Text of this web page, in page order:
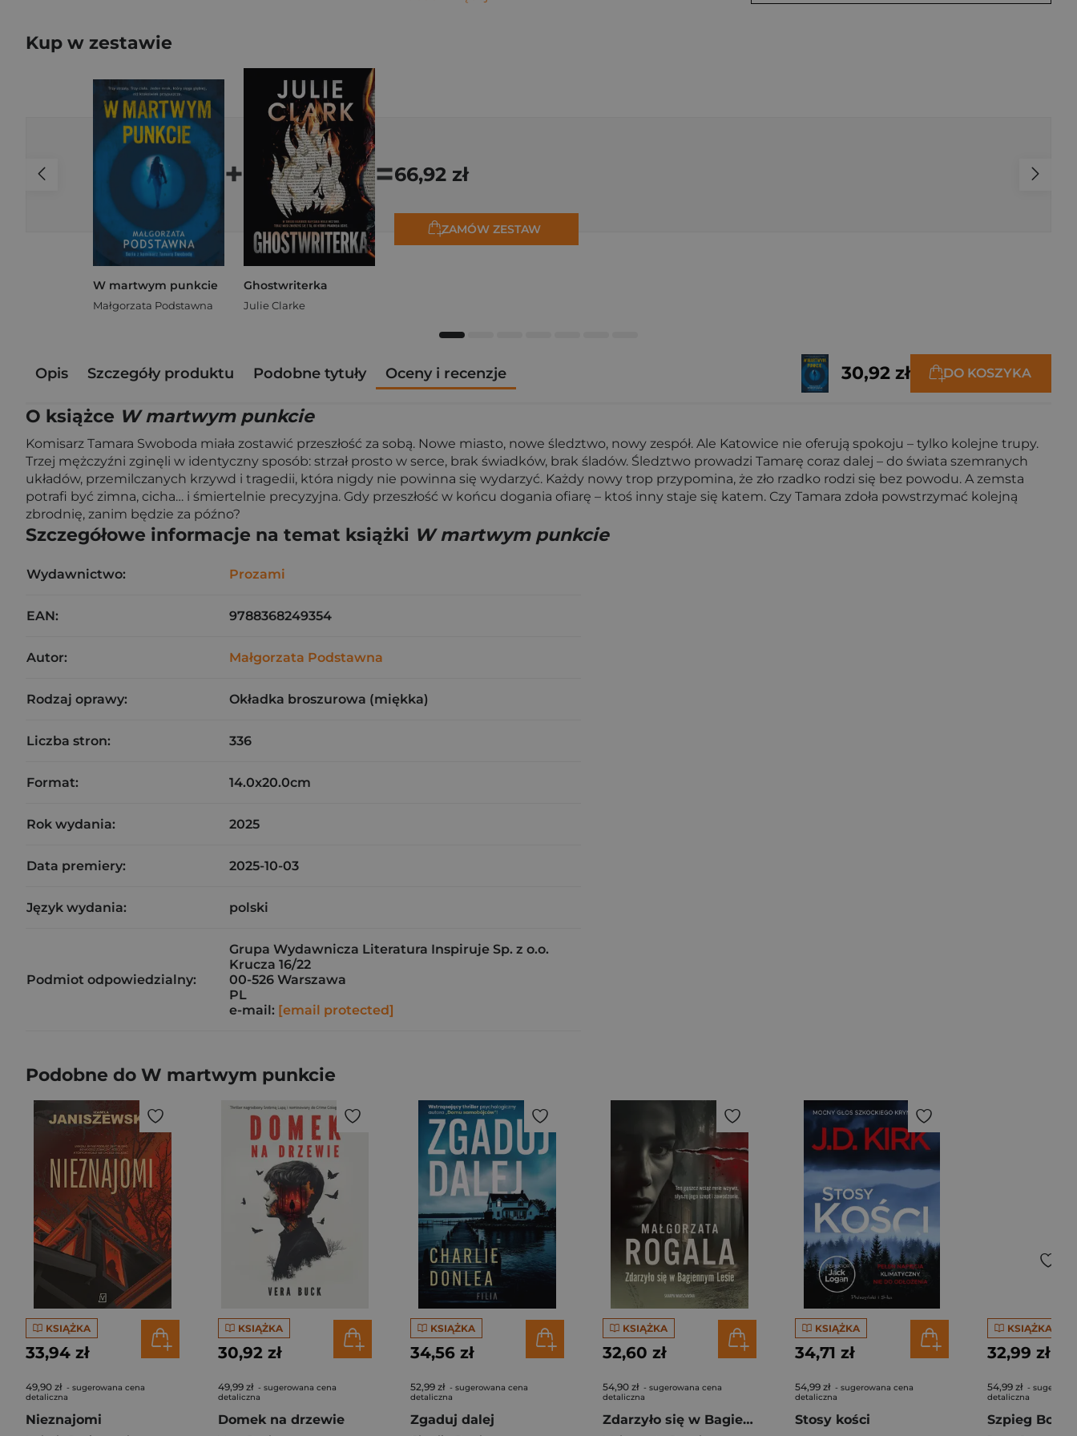
Kup w zestawie
W martwym punkcie
Małgorzata Podstawna
+
Ghostwriterka
Julie Clarke
=66,92 zł
ZAMÓW ZESTAW
Opis Szczegóły produktu Podobne tytuły Oceny i recenzje 30,92 zł DO KOSZYKA
O książce W martwym punkcie
Komisarz Tamara Swoboda miała zostawić przeszłość za sobą. Nowe miasto, nowe śledztwo, nowy zespół. Ale Katowice nie oferują spokoju – tylko kolejne trupy.
Trzej mężczyźni zginęli w identyczny sposób: strzał prosto w serce, brak świadków, brak śladów. Śledztwo prowadzi Tamarę coraz dalej – do świata szemranych
układów, przemilczanych krzywd i tragedii, która nigdy nie powinna się wydarzyć. Każdy nowy trop przypomina, że zło rzadko rodzi się bez powodu. A zemsta
potrafi być zimna, cicha… i śmiertelnie precyzyjna. Gdy przeszłość w końcu dogania ofiarę – ktoś inny staje się katem. Czy Tamara zdoła powstrzymać kolejną
zbrodnię, zanim będzie za późno?
Szczegółowe informacje na temat książki W martwym punkcie
Wydawnictwo: Prozami
EAN: 9788368249354
Autor: Małgorzata Podstawna
Rodzaj oprawy: Okładka broszurowa (miękka)
Liczba stron: 336
Format: 14.0x20.0cm
Rok wydania: 2025
Data premiery: 2025-10-03
Język wydania: polski
Podmiot odpowiedzialny:
Grupa Wydawnicza Literatura Inspiruje Sp. z o.o.
Krucza 16/22
00-526 Warszawa
PL
e-mail: [email protected]
Podobne do W martwym punkcie
KSIĄŻKA
33,94 zł
49,90 zł - sugerowana cena
detaliczna
Nieznajomi
KSIĄŻKA
30,92 zł
49,99 zł - sugerowana cena
detaliczna
Domek na drzewie
KSIĄŻKA
34,56 zł
52,99 zł - sugerowana cena
detaliczna
Zgaduj dalej
KSIĄŻKA
32,60 zł
54,90 zł - sugerowana cena
detaliczna
Zdarzyło się w Bagiennym Lesie
KSIĄŻKA
34,71 zł
54,99 zł - sugerowana cena
detaliczna
Stosy kości
KSIĄŻKA
32,99 zł
54,99 zł -
detaliczna
Szpieg Boga